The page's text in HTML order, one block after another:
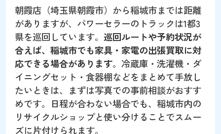
朝霞店（埼玉県朝霞市）から稲城市までは距離
がありますが、パワーセラーのトラックは1都3
県を巡回しています。 巡回ルートや予約状況が
合えば、稲城市でも家具・家電の出張買取に対
応できる場合があります。冷蔵庫・洗濯機・ダ
イニングセット・食器棚などをまとめて手放し
たいときは、まずは写真での事前相談がおすす
めです。日程が合わない場合でも、稲城市内の
リサイクルショップと使い分けることでスムー
ズに片付けられます。